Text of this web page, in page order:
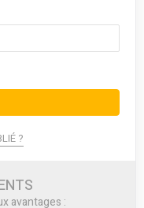
?
avantages :